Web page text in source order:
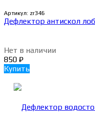
Артикул: zr346
Дефлектор антискол
Нет в наличии
850 ₽
Купить